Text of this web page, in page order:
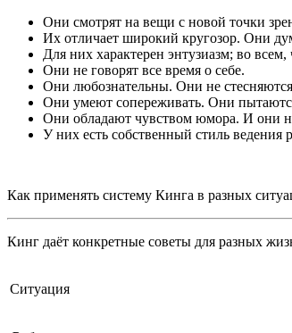
Они смотрят на вещи с новой точки
Их отличает широкий кругозор. Они
Для них характерен энтузиазм; во
Они не говорят все время о себе.
Они любознательны. Они не
Они умеют сопереживать. Они
Они обладают чувством юмора. И они не
У них есть собственный стиль ведения
Как применять систему Кинга в разных
Кинг даёт конкретные советы для разных
Ситуация